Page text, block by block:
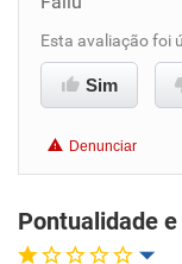
Ambiente de
Conciliação
Não
Esta avaliação foi
Sim
Denunciar
Pontualidade